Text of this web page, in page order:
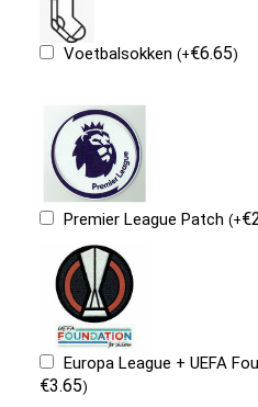
Voetbalsokken(+€6.65)
Premier League Patch(+€
Europa League + UEFA
€3.65)